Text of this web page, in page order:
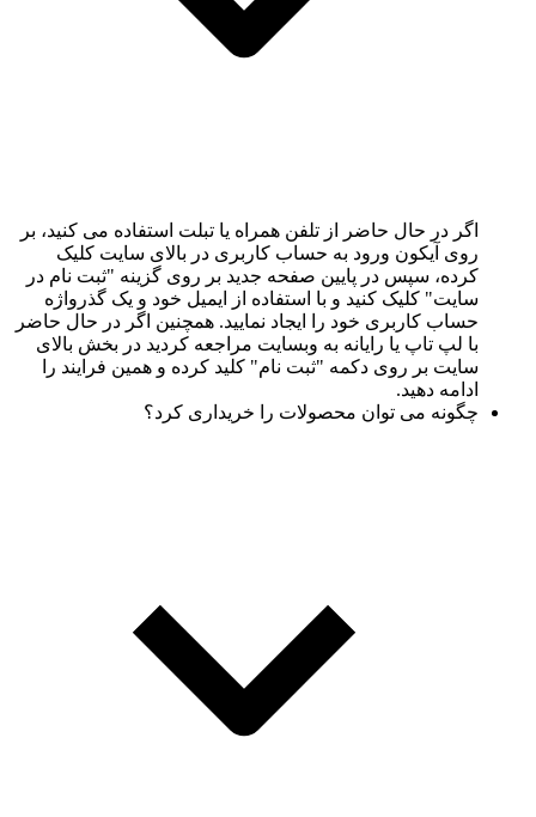
اگر در حال حاضر از تلفن همراه یا تبلت استفاده می کنید، بر
روی آیکون ورود به حساب کاربری در بالای سایت کلیک
کرده، سپس در پایین صفحه جدید بر روی گزینه "ثبت نام در
سایت" کلیک کنید و با استفاده از ایمیل خود و یک گذرواژه
حساب کاربری خود را ایجاد نمایید. همچنین اگر در حال حاضر
با لپ تاپ یا رایانه به وبسایت مراجعه کردید در بخش بالای
سایت بر روی دکمه "ثبت نام" کلید کرده و همین فرایند را
ادامه دهید.
چگونه می توان محصولات را خریداری کرد؟